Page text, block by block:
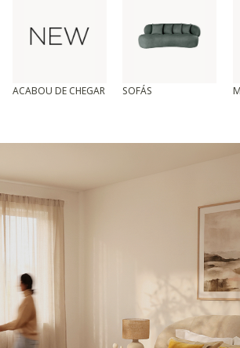
ACABOU DE CHEGAR SOFÁS